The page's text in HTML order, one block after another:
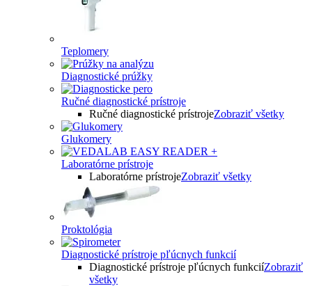
Teplomery
Diagnostické prúžky
Ručné diagnostické prístroje
Ručné diagnostické prístrojeZobraziť všetky
Glukomery
Laboratórne prístroje
Laboratórne prístrojeZobraziť všetky
Proktológia
Diagnostické prístroje pľúcnych funkcií
Diagnostické prístroje pľúcnych funkciíZobraziť
všetky